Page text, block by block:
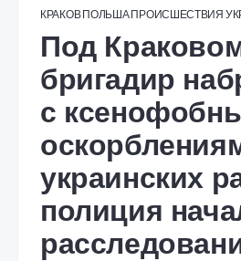
КРАКОВ ПОЛЬША ПРОИСШЕСТВИЯ
Под
бригадир
с
украинских
полиция